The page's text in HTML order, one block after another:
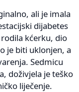
ali je imala
dijabetes
kćerku, dio
je biti uklonjen, a
Sedmicu
doživjela je teško
liječenje.